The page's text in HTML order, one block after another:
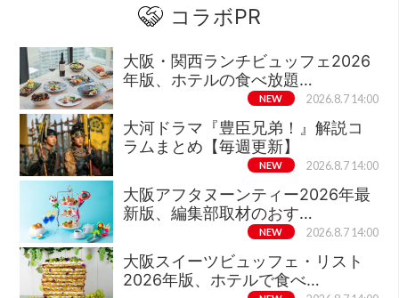
コラボPR
大阪・関西ランチビュッフェ2026
年版、ホテルの食べ放題…
NEW 2026.8.7 14:00
大河ドラマ『豊臣兄弟！』解説コ
ラムまとめ【毎週更新】
NEW 2026.8.7 14:00
大阪アフタヌーンティー2026年最
新版、編集部取材のおす…
NEW 2026.8.7 14:00
大阪スイーツビュッフェ・リスト
2026年版、ホテルで食べ…